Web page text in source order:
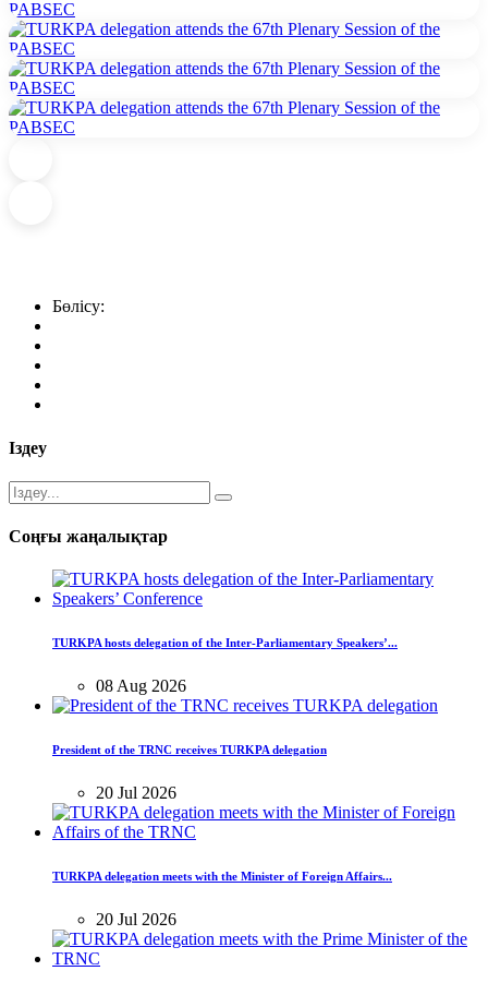
Бөлісу:
Іздеу
Соңғы жаңалықтар
TURKPA hosts delegation of the Inter-Parliamentary Speakers’...
08 Aug 2026
President of the TRNC receives TURKPA delegation
20 Jul 2026
TURKPA delegation meets with the Minister of Foreign Affairs...
20 Jul 2026